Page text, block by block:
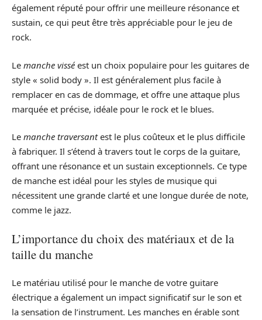
également réputé pour offrir une meilleure résonance et
sustain, ce qui peut être très appréciable pour le jeu de
rock.
Le manche visséest un choix populaire pour les guitares de
style « solid body ». Il est généralement plus facile à
remplacer en cas de dommage, et offre une attaque plus
marquée et précise, idéale pour le rock et le blues.
Le manche traversantest le plus coûteux et le plus difficile
à fabriquer. Il s’étend à travers tout le corps de la guitare,
offrant une résonance et un sustain exceptionnels. Ce type
de manche est idéal pour les styles de musique qui
nécessitent une grande clarté et une longue durée de note,
comme le jazz.
L’importance du choix des matériaux et de la
taille du manche
Le matériau utilisé pour le manche de votre guitare
électrique a également un impact significatif sur le son et
la sensation de l’instrument. Les manches en érable sont